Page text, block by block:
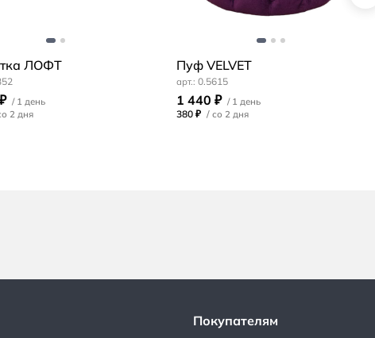
ЛОФТ Пуф VELVET
0.5615
1 440 ₽
380 ₽ /
Покупателям